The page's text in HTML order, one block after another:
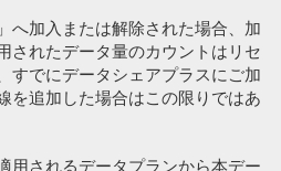
-1,210円／月
-1,210円／月
-1,210円／月
へ加入または解除された場合、加
されたデータ量のカウントはリセ
すでにデータシェアプラスにご加
を追加した場合はこの限りではあ
用されるデータプランから本デー